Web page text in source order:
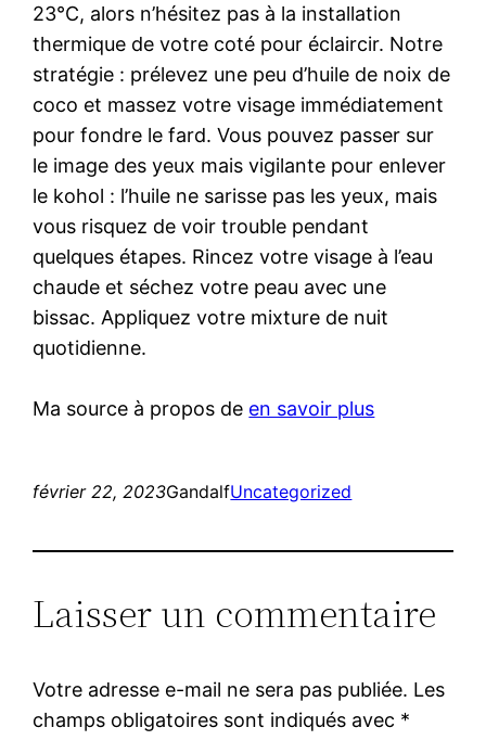
23°C, alors n’hésitez pas à la installation
thermique de votre coté pour éclaircir. Notre
stratégie : prélevez une peu d’huile de noix de
coco et massez votre visage immédiatement
pour fondre le fard. Vous pouvez passer sur
le image des yeux mais vigilante pour enlever
le kohol : l’huile ne sarisse pas les yeux, mais
vous risquez de voir trouble pendant
quelques étapes. Rincez votre visage à l’eau
chaude et séchez votre peau avec une
bissac. Appliquez votre mixture de nuit
quotidienne.
Ma source à propos de en savoir plus
février 22, 2023GandalfUncategorized
Laisser un commentaire
Votre adresse e-mail ne sera pas publiée. Les
champs obligatoires sont indiqués avec *